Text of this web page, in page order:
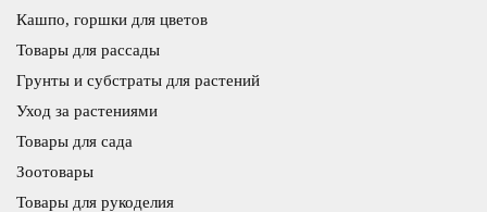
Кашпо, горшки для цветов
Товары для рассады
Грунты и субстраты для растений
Уход за растениями
Товары для сада
Зоотовары
Товары для рукоделия